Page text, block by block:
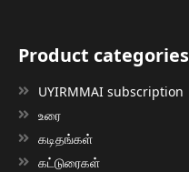
Product categories
UYIRMMAI subscription
உரை
கடிதங்கள்
கட்டுரைகள்